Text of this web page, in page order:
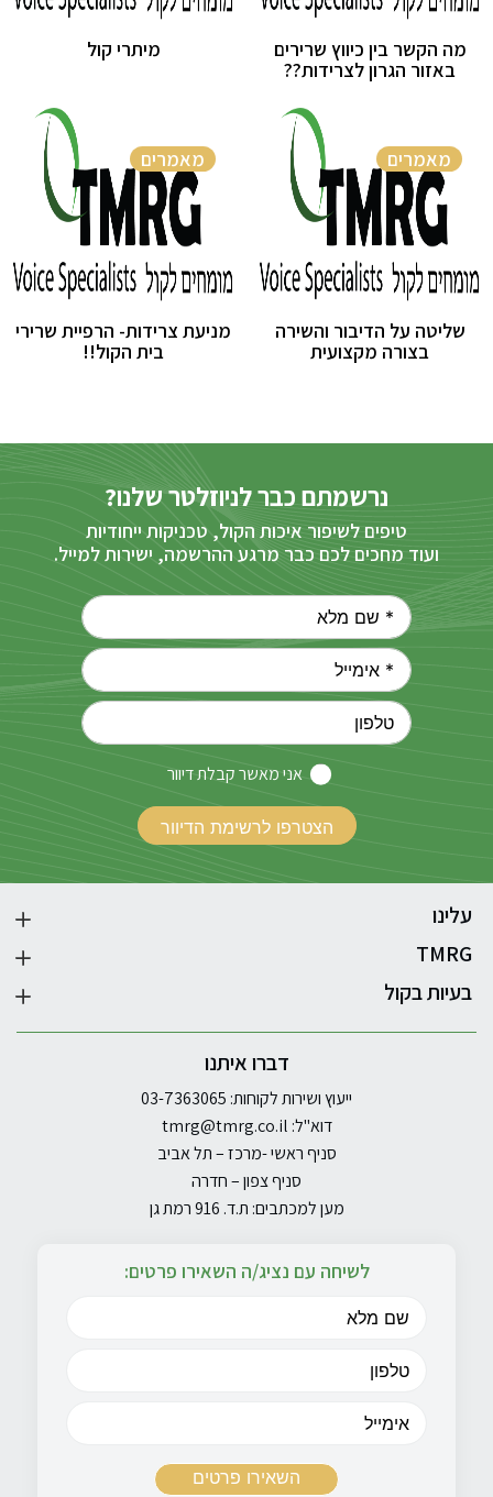
מה הקשר בין כיווץ שרירים
באזור הגרון לצרידות??
מיתרי קול
מאמרים
שליטה על הדיבור והשירה
בצורה מקצועית
מאמרים
מניעת צרידות- הרפיית שרירי
בית הקול!!
נרשמתם כבר לניוזלטר שלנו?
טיפים לשיפור איכות הקול, טכניקות ייחודיות
ועוד מחכים לכם כבר מרגע ההרשמה, ישירות למייל.
אני מאשר קבלת דיוור
עלינו
TMRG
בעיות בקול
דברו איתנו
ייעוץ ושירות לקוחות: 03-7363065
דוא"ל: tmrg@tmrg.co.il
סניף ראשי -מרכז – תל אביב
סניף צפון – חדרה
מען למכתבים: ת.ד. 916 רמת גן
לשיחה עם נציג/ה השאירו פרטים: